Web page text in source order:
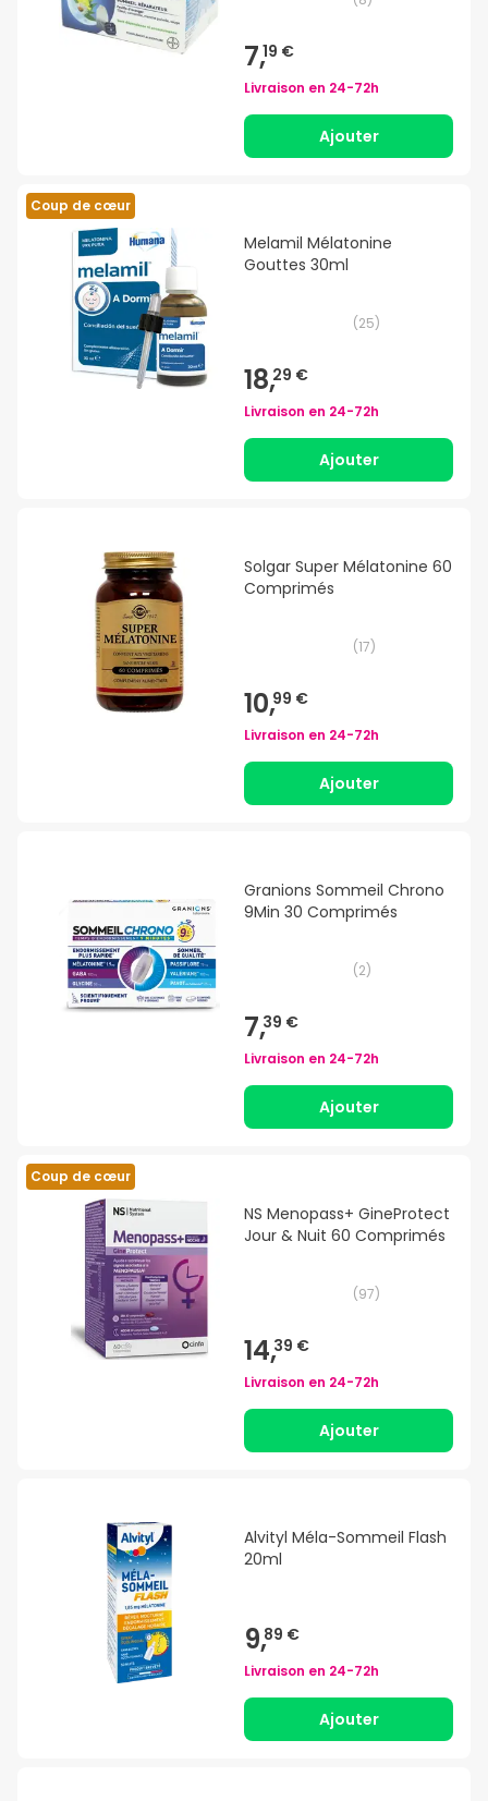
7,19 €
Livraison en 24-72h
Ajouter
Coup de cœur
Melamil Mélatonine
Gouttes 30ml
(25)
18,29 €
Livraison en 24-72h
Ajouter
Solgar Super Mélatonine 60
Comprimés
(17)
10,99 €
Livraison en 24-72h
Ajouter
Granions Sommeil Chrono
9Min 30 Comprimés
(2)
7,39 €
Livraison en 24-72h
Ajouter
Coup de cœur
NS Menopass+ GineProtect
Jour & Nuit 60 Comprimés
(97)
14,39 €
Livraison en 24-72h
Ajouter
Alvityl Méla-Sommeil Flash
20ml
9,89 €
Livraison en 24-72h
Ajouter